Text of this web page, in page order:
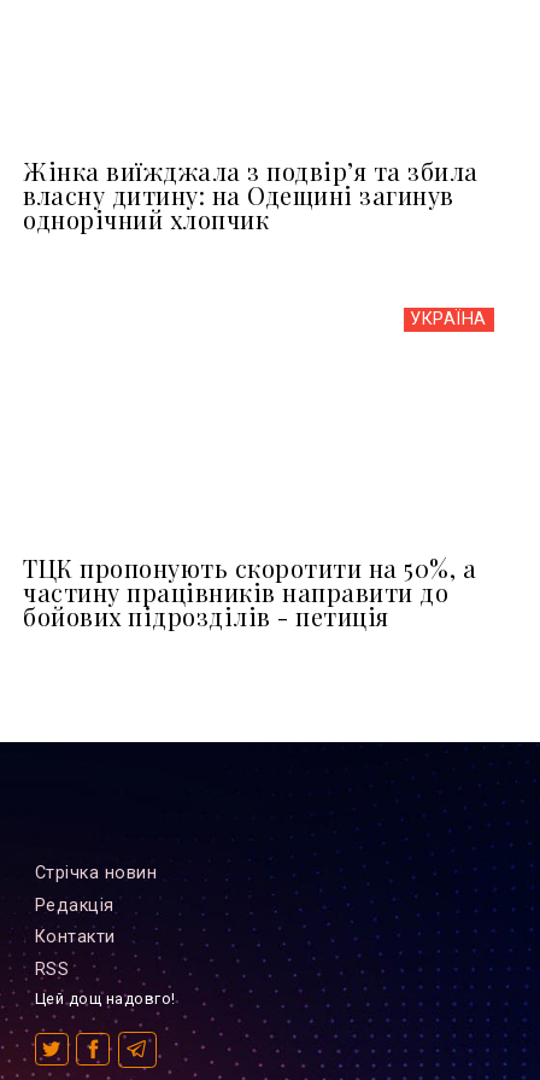
Жінка виїжджала з подвір’я та збила
власну дитину: на Одещині загинув
однорічний хлопчик
УКРАЇНА
ТЦК пропонують скоротити на 50%, а
частину працівників направити до
бойових підрозділів - петиція
Стрiчка новин
Редакцiя
Контакти
RSS
Цей дощ надовго!